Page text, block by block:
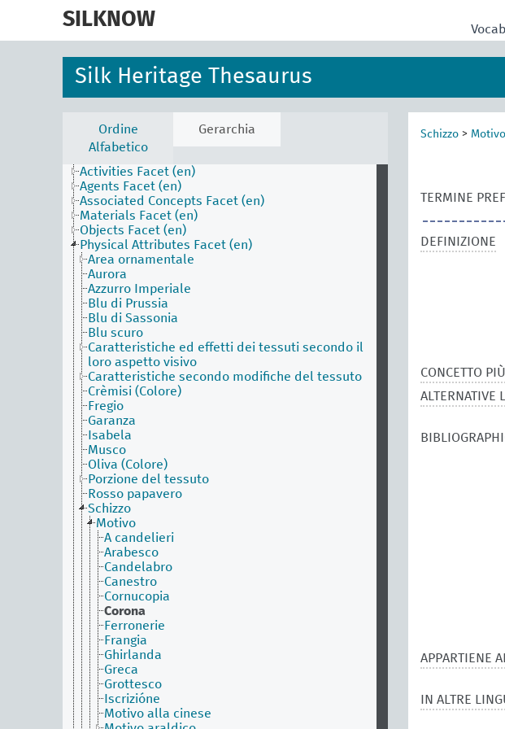
SILKNOW
Silk Heritage Thesaurus
Ordine
Alfabetico
Gerarchia
Activities Facet (en)
Agents Facet (en)
Associated Concepts Facet (en)
Materials Facet (en)
Objects Facet (en)
Physical Attributes Facet (en)
Area ornamentale
Aurora
Azzurro Imperiale
Blu di Prussia
Blu di Sassonia
Blu scuro
Caratteristiche ed effetti dei tessuti secondo il
loro aspetto visivo
Caratteristiche secondo modifiche del tessuto
Crèmisi (Colore)
Fregio
Garanza
Isabela
Musco
Oliva (Colore)
Porzione del tessuto
Rosso papavero
Schizzo
Motivo
A candelieri
Arabesco
Candelabro
Canestro
Cornucopia
Corona
Ferronerie
Frangia
Ghirlanda
Greca
Grottesco
Iscrizióne
Motivo alla cinese
Schizzo > Motivo
TERMINE
DEFINIZIONE
CONCETTO
ALTERNATIVE
APPARTIENE
IN ALTRE